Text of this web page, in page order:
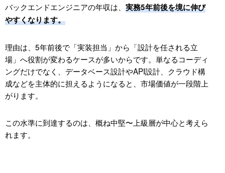
バックエンドエンジニアの年収は、 実務5年前後を境に伸び
やすくなります。
理由は、5年前後で「実装担当」から「設計を任される立
場」へ役割が変わるケースが多いからです。単なるコーディ
ングだけでなく、データベース設計やAPI設計、クラウド構
成などを主体的に担えるようになると、市場価値が一段階上
がります。
この水準に到達するのは、概ね中堅〜上級層が中心と考えら
れます。